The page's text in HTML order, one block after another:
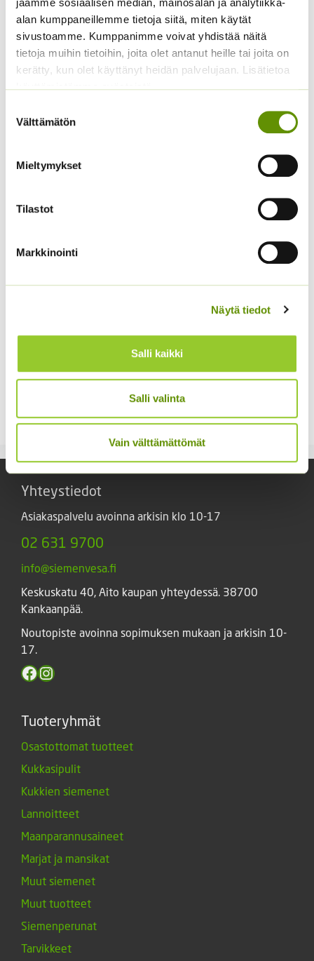
alan kumppaneillemme tietoja siitä, miten käytät
sivustoamme. Kumppanimme voivat yhdistää näitä
tietoja muihin tietoihin, joita olet antanut heille tai joita on
kerätty, kun olet käyttänyt heidän palvelujaan. Lisätietoa
käyttämistämme evästeistä
valinta
Välttämätön
Mieltymykset
Tilastot
Markkinointi
Näytä tiedot
Salli kaikki
Salli valinta
Vain välttämättömät
2,80€ Sisältää arvonlisäveron
Kääpiöauringonkukka
3,60€
Keltakosmoskukka
Cosmic mix.
ALE!
4,20
hinta hinta
arvonlisäveron
Yhteystiedot
Asiakaspalvelu avoinna arkisin klo 10-17
02 631 9700
info@siemenvesa.fi
Keskuskatu 40, Aito kaupan yhteydessä. 38700
Kankaanpää.
Noutopiste avoinna sopimuksen mukaan ja arkisin 10-
17.
Facebook
Instagram
Tuoteryhmät
Osastottomat tuotteet
Kukkasipulit
Kukkien siemenet
Lannoitteet
Maanparannusaineet
Marjat ja mansikat
Muut siemenet
Muut tuotteet
Siemenperunat
Tarvikkeet